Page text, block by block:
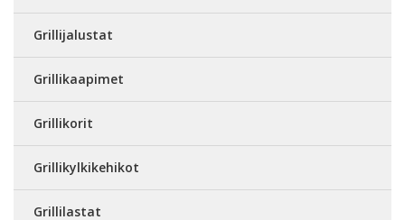
Grillijalustat
Grillikaapimet
Grillikorit
Grillikylkikehikot
Grillilastat